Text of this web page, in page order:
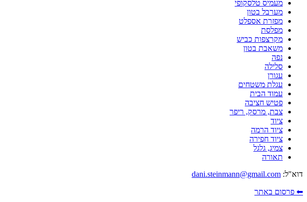
מעמיס טלסקופי
מערבל בטון
מפזרת אספלט
מפלסת
מקרצפות כביש
משאבת בטון
נפה
סלילה
עגורן
עגלת משטחים
עמוד הבית
פטיש חציבה
צבת, מרסק, ריפר
ציוד
ציוד הרמה
ציוד חפירה
צמיג, גלגל
תאורה
דוא"ל: dani.steinmann@gmail.com
⬅ פרסום באתר